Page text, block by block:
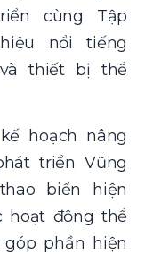
cùng Tập
nổi tiếng
thiết bị thể
hoạch nâng
triển Vũng
biển hiện
hoạt động thể
phần hiện